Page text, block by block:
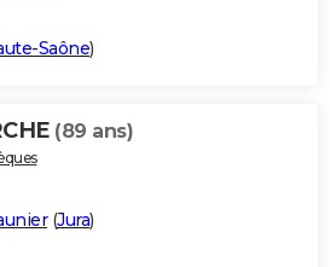
Saône)
(89 ans)
(Jura)